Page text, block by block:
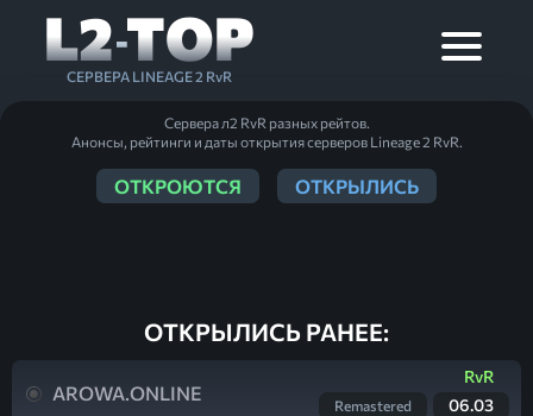
L2-TOP
СЕРВЕРА LINEAGE 2 RvR
Сервера л2 RvR разных рейтов.
Анонсы, рейтинги и даты открытия серверов Lineage 2 RvR.
ОТКРОЮТСЯ ОТКРЫЛИСЬ
ОТКРЫЛИСЬ РАНЕЕ:
AROWA.ONLINE
RvR
Remastered 06.03